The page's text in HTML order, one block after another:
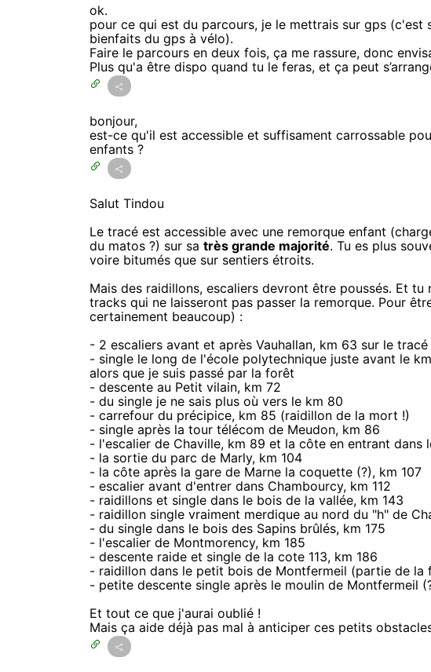
ok.
pour ce qui est du parcours, je le mettrais sur gps (c'est
bienfaits du gps à vélo).
Faire le parcours en deux fois, ça me rassure, donc
Plus qu'a être dispo quand tu le feras, et ça peut
bonjour,
est-ce qu'il est accessible et suffisament carrossable
enfants ?
Salut Tindou
Le tracé est accessible avec une remorque enfant
du matos ?) sur sa très grande majorité. Tu es plus
voire bitumés que sur sentiers étroits.
Mais des raidillons, escaliers devront être poussés. Et
tracks qui ne laisseront pas passer la remorque. Pour
certainement beaucoup) :
- 2 escaliers avant et après Vauhallan, km 63 sur le tracé
- single le long de l'école polytechnique juste avant le
alors que je suis passé par la forêt
- descente au Petit vilain, km 72
- du single je ne sais plus où vers le km 80
- carrefour du précipice, km 85 (raidillon de la mort !)
- single après la tour télécom de Meudon, km 86
- l'escalier de Chaville, km 89 et la côte en entrant dans
- la sortie du parc de Marly, km 104
- la côte après la gare de Marne la coquette (?), km 107
- escalier avant d'entrer dans Chambourcy, km 112
- raidillons et single dans le bois de la vallée, km 143
- raidillon single vraiment merdique au nord du "h" de
- du single dans le bois des Sapins brûlés, km 175
- l'escalier de Montmorency, km 185
- descente raide et single de la cote 113, km 186
- raidillon dans le petit bois de Montfermeil (partie de la
- petite descente single après le moulin de Montfermeil
Et tout ce que j'aurai oublié !
Mais ça aide déjà pas mal à anticiper ces petits